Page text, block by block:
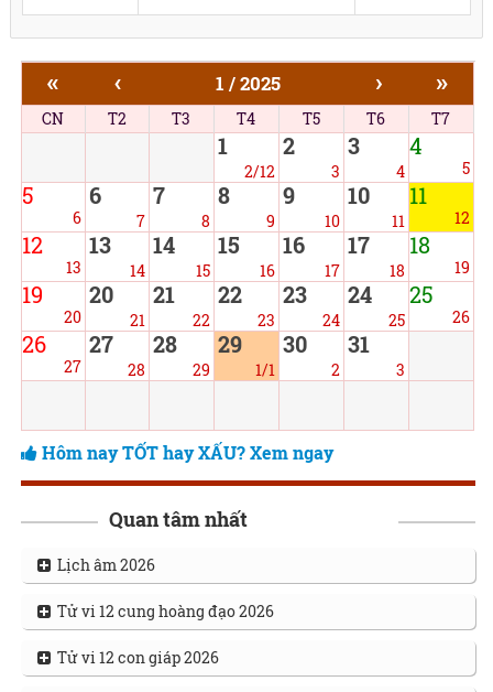
« ‹ 1 / 2025 › »
CN T2 T3 T4 T5 T6 T7
1
2/12
2
3
3
4
4
5
5
6
6
7
7
8
8
9
9
10
10
11
11
12
12
13
13
14
14
15
15
16
16
17
17
18
18
19
19
20
20
21
21
22
22
23
23
24
24
25
25
26
26
27
27
28
28
29
29
1/1
30
2
31
3
Hôm nay TỐT hay XẤU? Xem ngay
Quan tâm nhất
Lịch âm 2026
Tử vi 12 cung hoàng đạo 2026
Tử vi 12 con giáp 2026